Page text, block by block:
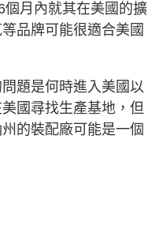
月內就其在美國的擴
品牌可能很適合美國
題是何時進入美國以
國尋找生產基地，但
的裝配廠可能是一個